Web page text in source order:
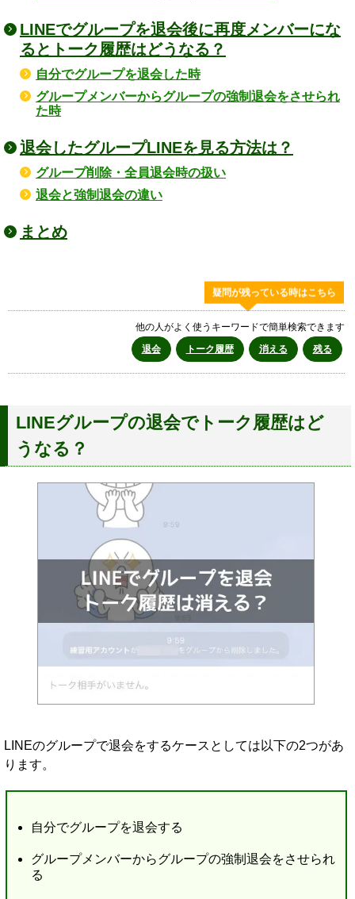
LINEでグループを退会後に再度メンバーにな
るとトーク履歴はどうなる？
自分でグループを退会した時
グループメンバーからグループの強制退会をさせられ
た時
退会したグループLINEを見る方法は？
グループ削除・全員退会時の扱い
退会と強制退会の違い
まとめ
疑問が残っている時はこちら
他の人がよく使うキーワードで簡単検索できます
退会
トーク履歴 消える 残る
LINEグループの退会でトーク履歴はど
うなる？
LINEのグループで退会をするケースとしては以下の2つがあ
ります。
自分でグループを退会する
グループメンバーからグループの強制退会をさせられ
る